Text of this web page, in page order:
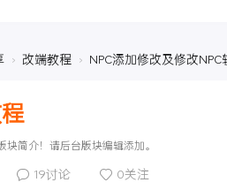
› 改端教程 › NPC添加修改及修改
块简介！请后台版块编辑添加。
19讨论 0关注